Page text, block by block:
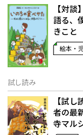
【対
語る、
きこと
絵本・
試し読み
【試
者の最
寺マル